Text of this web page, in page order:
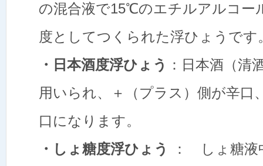
の混合液で15℃のエチルアルコー
度としてつくられた浮ひょうで
・日本酒度浮ひょう ：日本酒（清
用いられ、＋（プラス）側が辛口
口になります。
・しょ糖度浮ひょう
： しょ糖液